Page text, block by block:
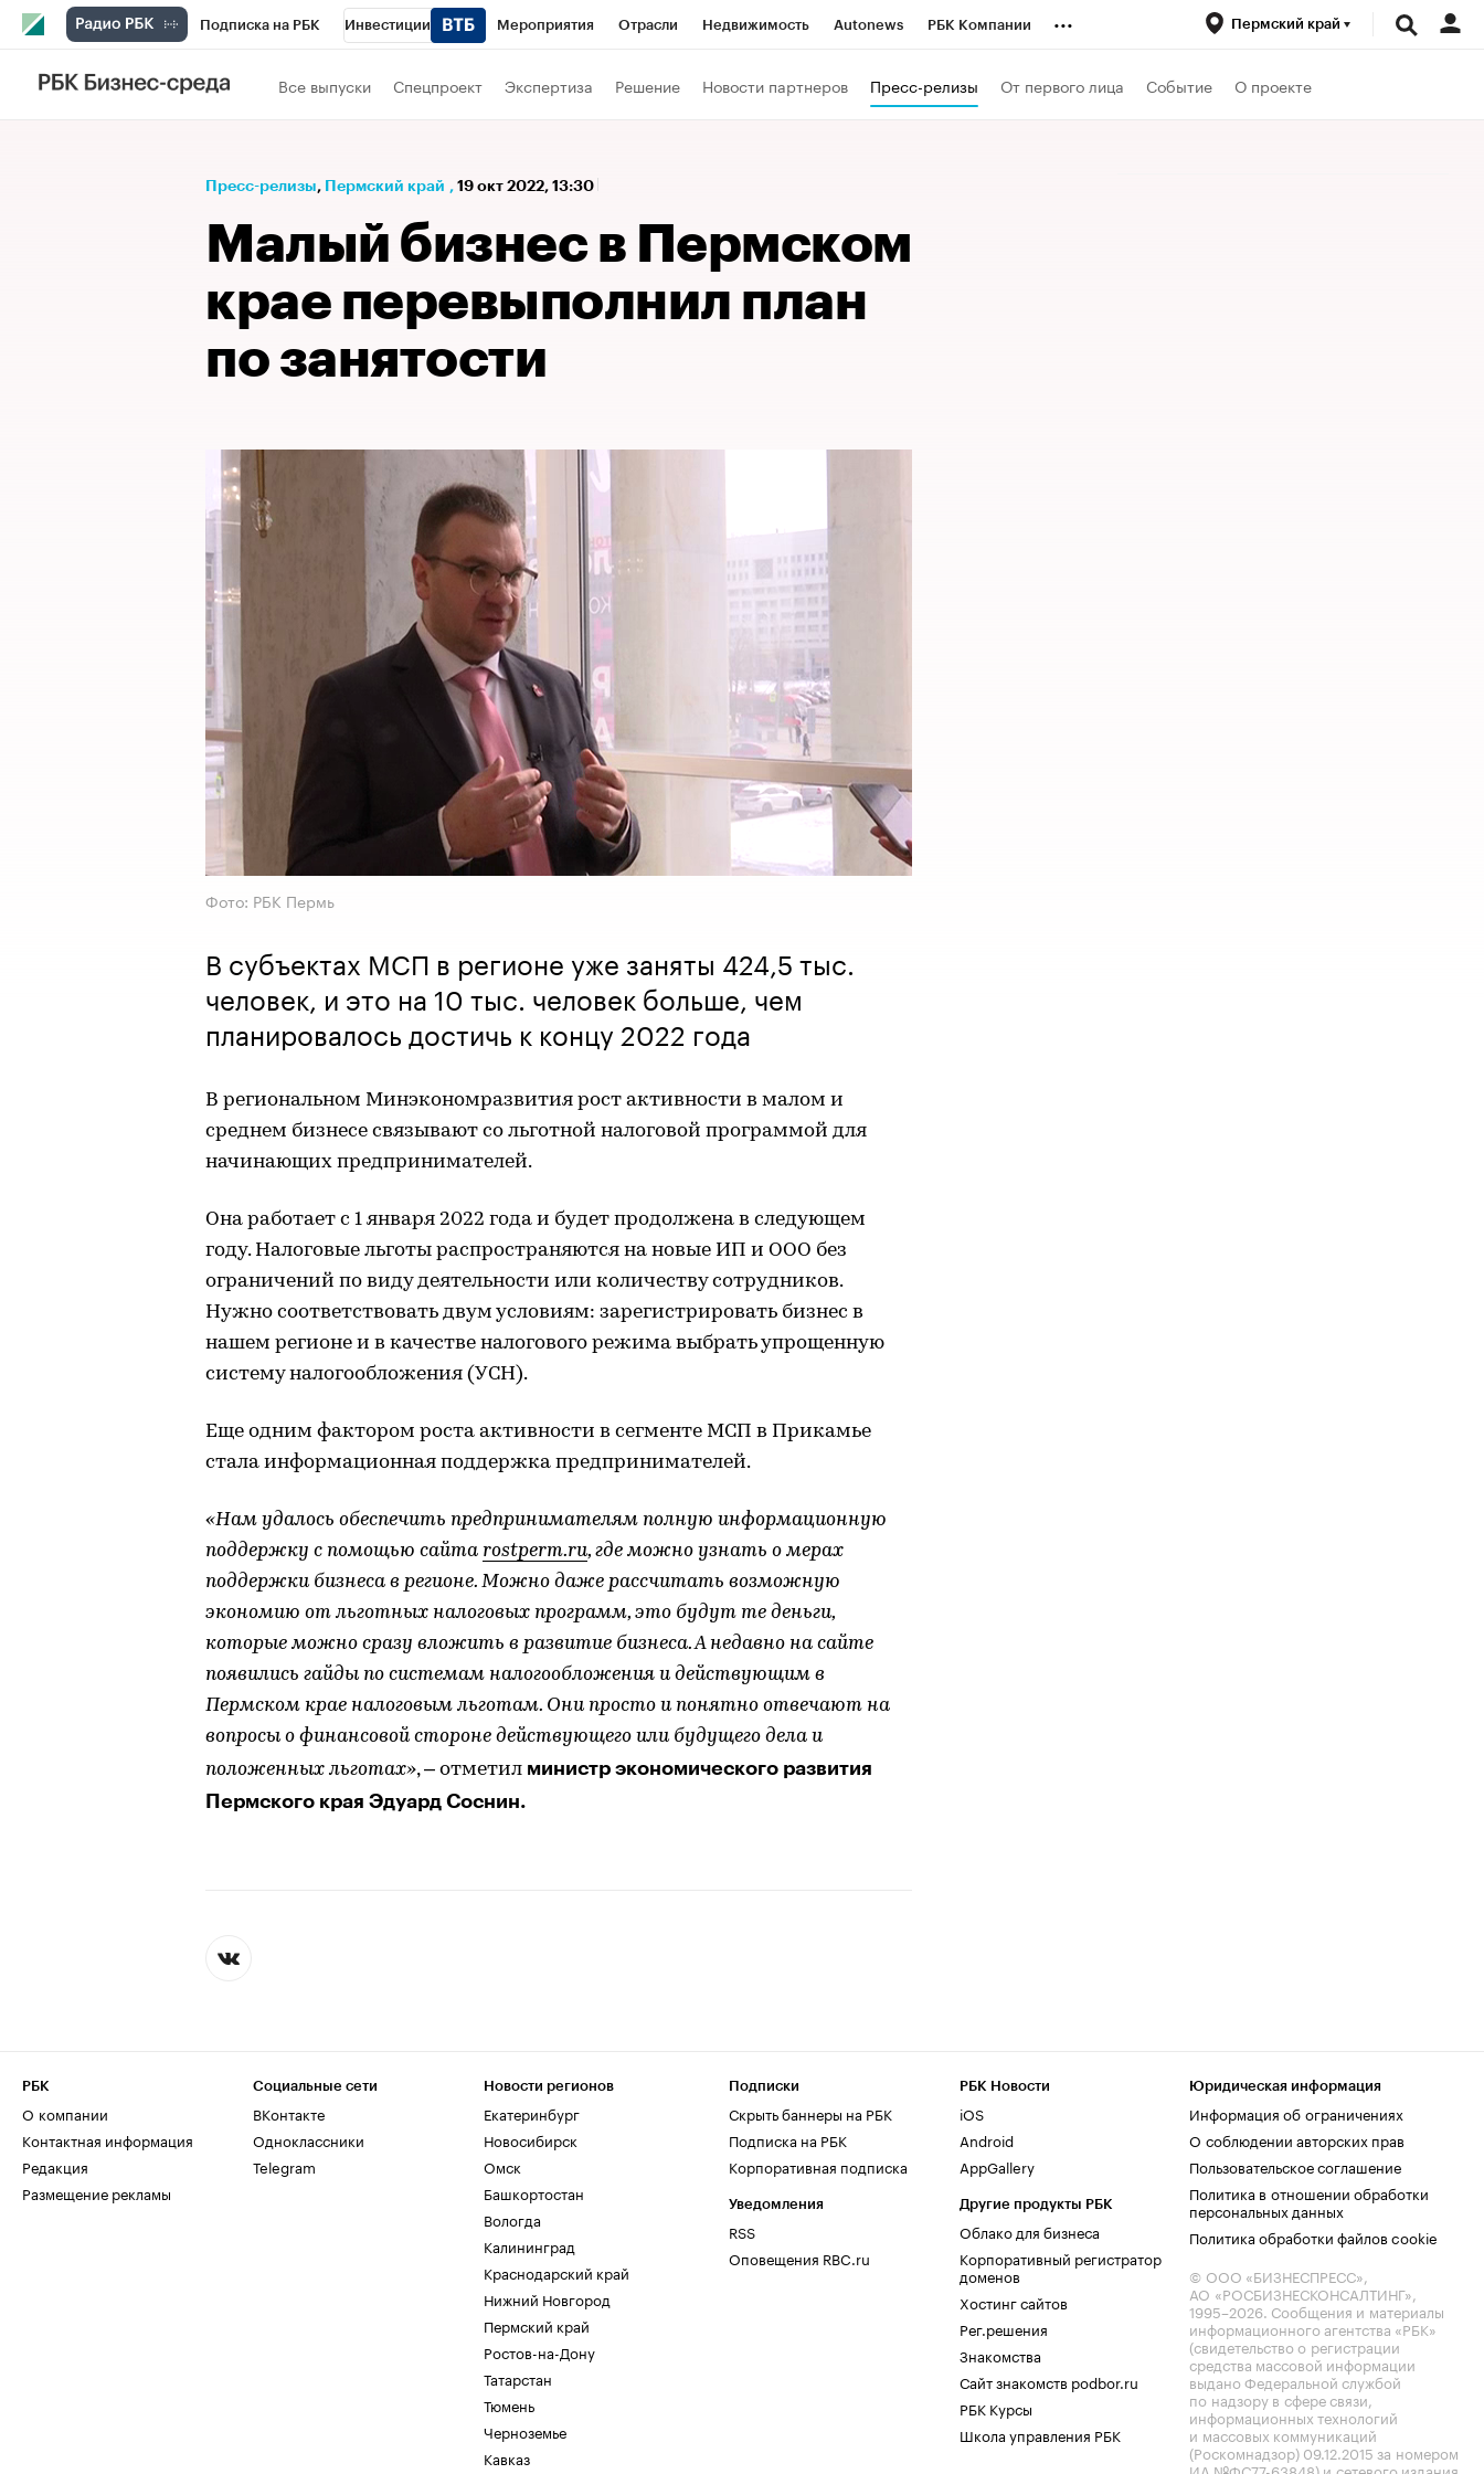
Подписка на РБК Инвестиции Мероприятия Отрасли Недвижимость Autonews РБК Компании
Телеканал
Спецпроекты Проверка контрагентов Экономика
... Пермский край
Все выпуски Спецпроект Экспертиза Решение Новости партнеров Пресс-релизы От первого лица Событие О проекте
Пресс-релизы⁠, Пермский край , 19 окт 2022, 13:30
Малый бизнес в Пермском
крае перевыполнил план
по занятости
Фото: РБК Пермь
В субъектах МСП в регионе уже заняты 424,5 тыс.
человек, и это на 10 тыс. человек больше, чем
планировалось достичь к концу 2022 года
В региональном Минэкономразвития рост активности в малом и
среднем бизнесе связывают со льготной налоговой программой для
начинающих предпринимателей.
Она работает с 1 января 2022 года и будет продолжена в следующем
году. Налоговые льготы распространяются на новые ИП и ООО без
ограничений по виду деятельности или количеству сотрудников.
Нужно соответствовать двум условиям: зарегистрировать бизнес в
нашем регионе и в качестве налогового режима выбрать упрощенную
систему налогообложения (УСН).
Еще одним фактором роста активности в сегменте МСП в Прикамье
стала информационная поддержка предпринимателей.
«Нам удалось обеспечить предпринимателям полную информационную
поддержку с помощью сайта rostperm.ru, где можно узнать о мерах
поддержки бизнеса в регионе. Можно даже рассчитать возможную
экономию от льготных налоговых программ, это будут те деньги,
которые можно сразу вложить в развитие бизнеса. А недавно на сайте
появились гайды по системам налогообложения и действующим в
Пермском крае налоговым льготам. Они просто и понятно отвечают на
вопросы о финансовой стороне действующего или будущего дела и
положенных льготах», – отметил министр экономического развития
Пермского края Эдуард Соснин.
РБК
О компании
Контактная информация
Редакция
Размещение рекламы
Социальные сети
ВКонтакте
Одноклассники
Telegram
Новости регионов
Екатеринбург
Новосибирск
Омск
Башкортостан
Вологда
Калининград
Краснодарский край
Нижний Новгород
Пермский край
Ростов-на-Дону
Татарстан
Тюмень
Черноземье
Кавказ
Подписки
Скрыть баннеры на РБК
Подписка на РБК
Корпоративная подписка
Уведомления
RSS
Оповещения RBC.ru
РБК Новости
iOS
Android
AppGallery
Другие продукты РБК
Облако для бизнеса
Корпоративный регистратор
доменов
Хостинг сайтов
Рег.решения
Знакомства
Сайт знакомств podbor.ru
РБК Курсы
Школа управления РБК
Юридическая информация
Информация об ограничениях
О соблюдении авторских прав
Пользовательское соглашение
Политика в отношении обработки
персональных данных
Политика обработки файлов cookie
© ООО «БИЗНЕСПРЕСС»,
АО «РОСБИЗНЕСКОНСАЛТИНГ»,
1995–2026. Сообщения и материалы
информационного агентства «РБК»
(свидетельство о регистрации
средства массовой информации
выдано Федеральной службой
по надзору в сфере связи,
информационных технологий
и массовых коммуникаций
(Роскомнадзор) 09.12.2015 за номером
ИА №ФС77-63848) и сетевого издания